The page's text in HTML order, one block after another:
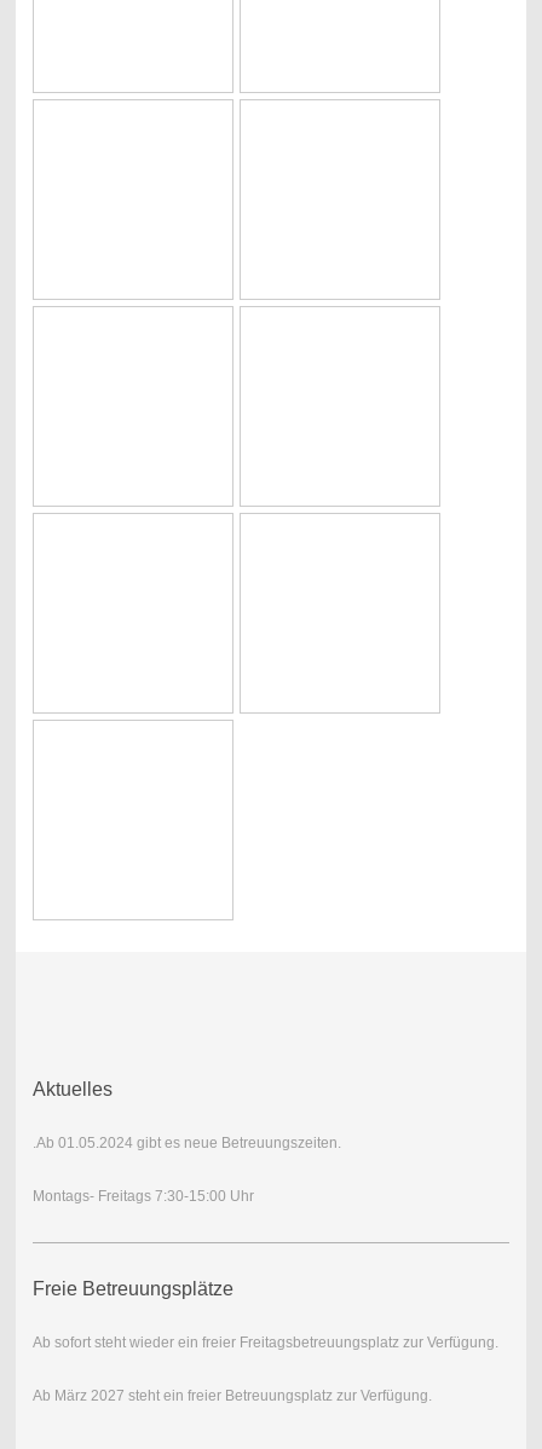
Aktuelles
.Ab 01.05.2024 gibt es neue Betreuungszeiten.
Montags- Freitags 7:30-15:00 Uhr
Freie Betreuungsplätze
Ab sofort steht wieder ein freier Freitagsbetreuungsplatz zur Verfügung.
Ab März 2027 steht ein freier Betreuungsplatz zur Verfügung.